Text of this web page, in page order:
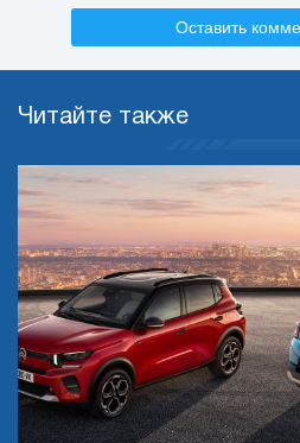
Оставить
Читайте также